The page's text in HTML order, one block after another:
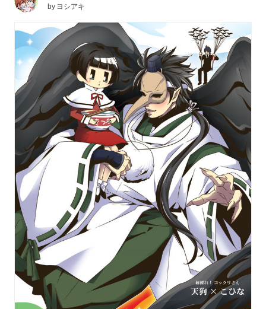
by ヨシアキ